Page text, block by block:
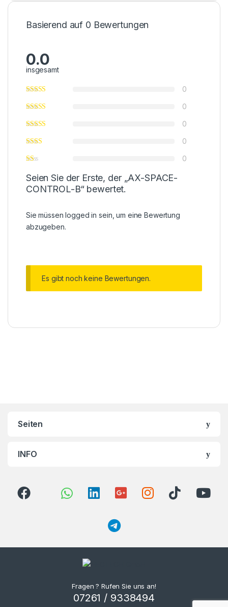
Basierend auf 0 Bewertungen
0.0
insgesamt
0
0
0
0
0
Seien Sie der Erste, der „AX-SPACE-
CONTROL-B“ bewertet.
Sie müssenlogged in sein, um eine Bewertung
abzugeben.
Es gibt noch keine Bewertungen.
Seiten
INFO
Fragen ? Rufen Sie uns an!
07261 / 9338494